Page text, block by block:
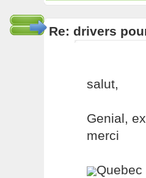
Re: drivers
salut,
Genial,
merci
Quebec